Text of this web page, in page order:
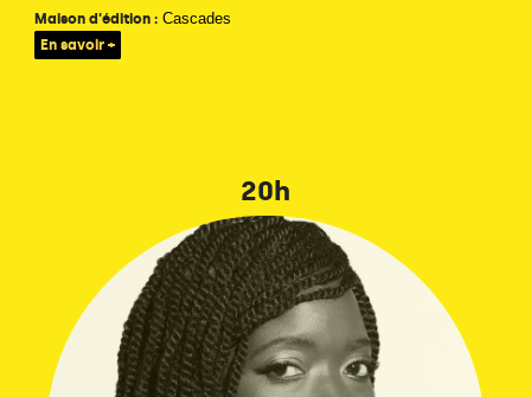
Maison d'édition : Cascades
En savoir +
20h